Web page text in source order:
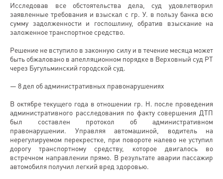
Исследовав все обстоятельства дела, суд удовлетворил
заявленные требования и взыскал с гр. У. в пользу банка всю
сумму задолженности и госпошлину, обратив взыскание на
заложенное транспортное средство.
Решение не вступило в законную силу и в течение месяца может
быть обжаловано в апелляционном порядке в Верховный суд РТ
через Бугульминский городской суд.
— 8 дел об административных правонарушениях
В октябре текущего года в отношении гр. Н. после проведения
административного расследования по факту совершения ДТП
был составлен протокол об административном
правонарушении. Управляя автомашиной, водитель на
нерегулируемом перекрестке, при повороте налево не уступил
дорогу транспортному средству, которое двигалось во
встречном направлении прямо. В результате аварии пассажир
автомобиля получил легкий вред здоровью.